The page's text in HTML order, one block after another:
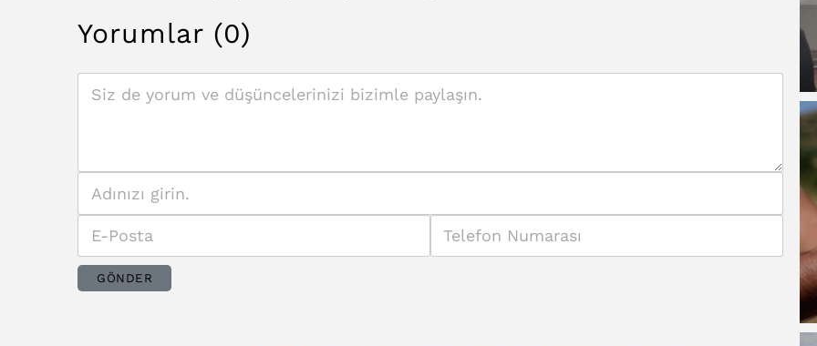
Yorumlar (0)
GÖNDER